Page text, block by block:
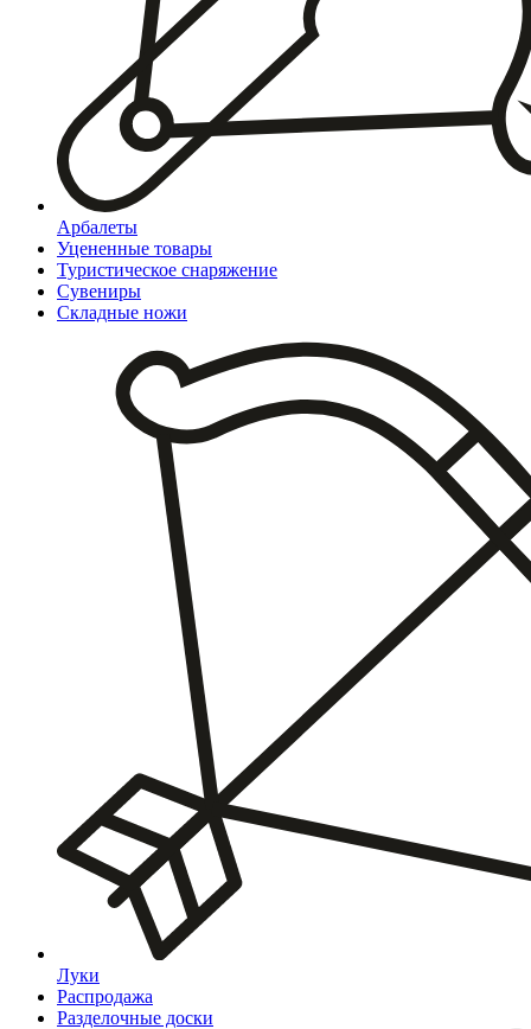
Арбалеты
Уцененные товары
Туристическое снаряжение
Сувениры
Складные ножи
Луки
Распродажа
Разделочные доски